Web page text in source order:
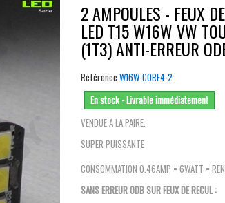
2 AMPOULES - FEUX
LED T15 W16W VW
(1T3) ANTI-ERREUR
Référence W16W-CORE4-2
En stock - Livrable immédiatement
VENDUE A LA PAIRE.
SUPER PUISSANTE
CONSOMMATION 0.46AMP = 6WATT =
SANS ERREUR ODB SUR FEUX DE RECUL :